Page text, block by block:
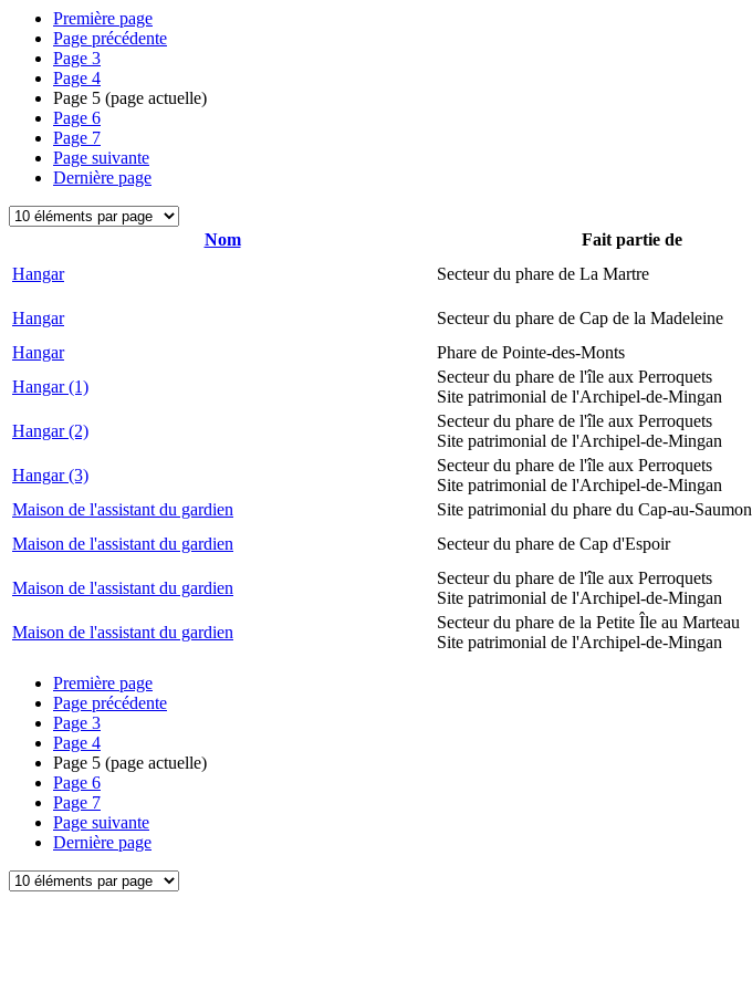
Première page
Page précédente
Page 3
Page 4
Page 5 (page actuelle)
Page 6
Page 7
Page suivante
Dernière page
Nom Fait partie de
Hangar
Secteur du phare de La Martre
Hangar Secteur du phare de Cap de la Madeleine
Hangar
Phare de Pointe-des-Monts
Hangar (1)
Secteur du phare de l'île aux Perroquets
Site patrimonial de l'Archipel-de-Mingan
Hangar (2)
Secteur du phare de l'île aux Perroquets
Site patrimonial de l'Archipel-de-Mingan
Hangar (3)
Secteur du phare de l'île aux Perroquets
Site patrimonial de l'Archipel-de-Mingan
Maison de l'assistant du gardien
Site patrimonial du phare du Cap-au-Saumon
Maison de l'assistant du gardien
Secteur du phare de Cap d'Espoir
Maison de l'assistant du gardien
Secteur du phare de l'île aux Perroquets
Site patrimonial de l'Archipel-de-Mingan
Maison de l'assistant du gardien
Secteur du phare de la Petite Île au Marteau
Site patrimonial de l'Archipel-de-Mingan
Première page
Page précédente
Page 3
Page 4
Page 5 (page actuelle)
Page 6
Page 7
Page suivante
Dernière page